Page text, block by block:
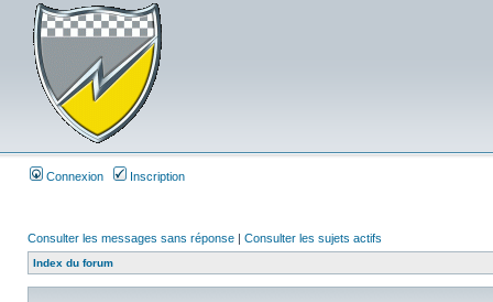
Connexion Inscription
Consulter les messages sans réponse | Consulter les sujets actifs
Index du forum